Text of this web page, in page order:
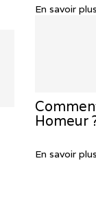
En savoir plus
Homeur
En savoir plus